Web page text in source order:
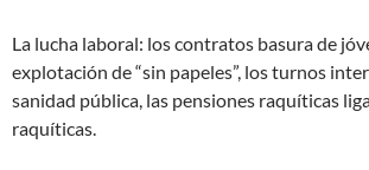
La lucha laboral: los contratos basura de
explotación de “sin papeles”, los turnos
sanidad pública, las pensiones raquíticas
raquíticas.